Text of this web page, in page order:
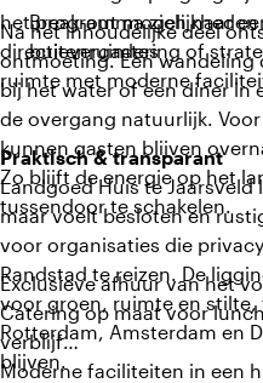
Break-out
buitenruimtes
het programma zich naar
directievergadering of
ruimte met moderne
Na het inhoudelijke deel
ontmoeting. Een wandeling
bij het water of een diner in
de overgang natuurlijk.
kunnen gasten blijven
Zo blijft de energie op het
tussendoor te schakelen.
Praktisch & transparant
Landgoed Huis te
maar voelt besloten en
voor organisaties die
Randstad te reizen. De
voor groen, ruimte en
Rotterdam, Amsterdam en
blijven.
Exclusieve afhuur van het
Catering op maat voor
verblijf
Moderne faciliteiten in een